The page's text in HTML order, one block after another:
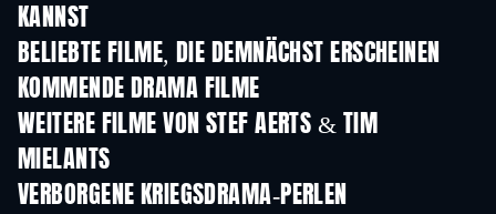
KANNST
BELIEBTE FILME, DIE DEMNÄCHST ERSCHEINEN
KOMMENDE DRAMA FILME
WEITERE FILME VON STEF AERTS & TIM
MIELANTS
VERBORGENE KRIEGSDRAMA-PERLEN